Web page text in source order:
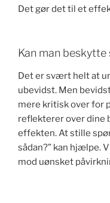
Det gør det til et
Kan man
Det er svært helt at
ubevidst. Men
mere kritisk over for
reflekterer over dine
effekten. At stille
sådan?” kan hjælpe.
mod uønsket